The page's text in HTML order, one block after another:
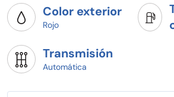
Color exterior
Rojo
Transmisión
Automática